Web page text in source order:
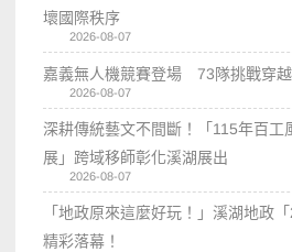
壞國際秩序
2026-08-07
嘉義無人機競賽登場 73隊挑戰穿
2026-08-07
深耕傳統藝文不間斷！「115年百
展」跨域移師彰化溪湖展出
2026-08-07
「地政原來這麼好玩！」溪湖地政
精彩落幕！